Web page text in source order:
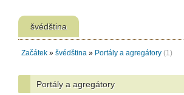
švédština
Začátek » švédština » Portály a agregátory (1)
Portály a agregátory